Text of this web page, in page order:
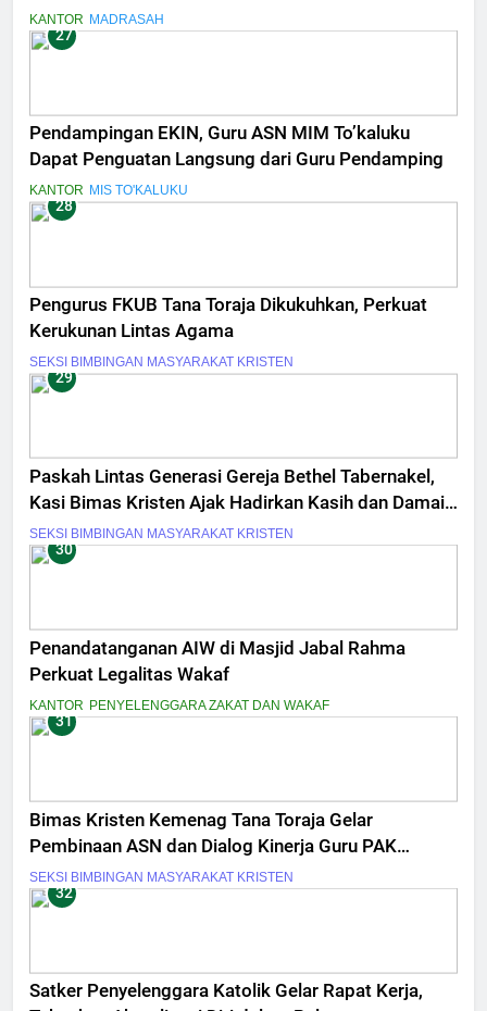
KANTOR MADRASAH
27
Pendampingan EKIN, Guru ASN MIM To’kaluku
Dapat Penguatan Langsung dari Guru Pendamping
KANTOR MIS TO'KALUKU
28
Pengurus FKUB Tana Toraja Dikukuhkan, Perkuat
Kerukunan Lintas Agama
SEKSI BIMBINGAN MASYARAKAT KRISTEN
29
Paskah Lintas Generasi Gereja Bethel Tabernakel,
Kasi Bimas Kristen Ajak Hadirkan Kasih dan Damai
Sejahtera
SEKSI BIMBINGAN MASYARAKAT KRISTEN
30
Penandatanganan AIW di Masjid Jabal Rahma
Perkuat Legalitas Wakaf
KANTOR PENYELENGGARA ZAKAT DAN WAKAF
31
Bimas Kristen Kemenag Tana Toraja Gelar
Pembinaan ASN dan Dialog Kinerja Guru PAK
Tingkat Menengah
SEKSI BIMBINGAN MASYARAKAT KRISTEN
32
Satker Penyelenggara Katolik Gelar Rapat Kerja,